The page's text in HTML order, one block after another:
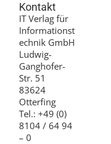
Kontakt
IT Verlag für
Informationst
echnik GmbH
Ludwig-
Ganghofer-
Str. 51
83624
Otterfing
Tel.: +49 (0)
8104 / 64 94
– 0